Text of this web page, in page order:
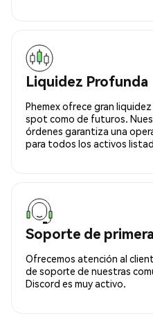
Liquidez Profunda
Phemex ofrece gran
spot como de futuros.
órdenes garantiza una
para todos los activos
Soporte de
Ofrecemos atención al
de soporte de nuestras
Discord es muy activo.